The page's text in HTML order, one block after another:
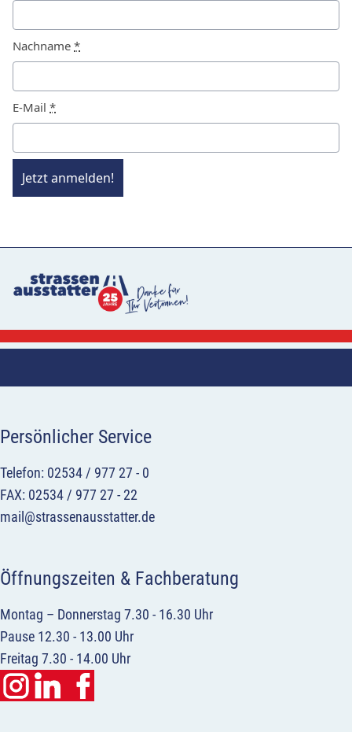
Nachname *
E-Mail *
Jetzt anmelden!
Persönlicher Service
Telefon: 02534 / 977 27 - 0
FAX: 02534 / 977 27 - 22
mail@strassenausstatter.de
Öffnungszeiten & Fachberatung
Montag – Donnerstag 7.30 - 16.30 Uhr
Pause 12.30 - 13.00 Uhr
Freitag 7.30 - 14.00 Uhr